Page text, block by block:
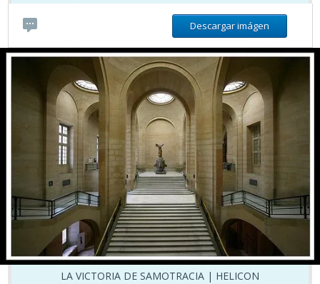
Descargar imágen
LA VICTORIA DE SAMOTRACIA | HELICON